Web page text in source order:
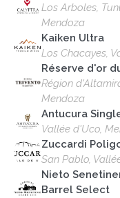
Los Arboles,
Mendoza
Kaiken Ultra
Los Chacayes,
Réserve d'or
Région
Mendoza
Antucura
Vallée d'Uco,
Zuccardi
San Pablo,
Nieto
Barrel Select